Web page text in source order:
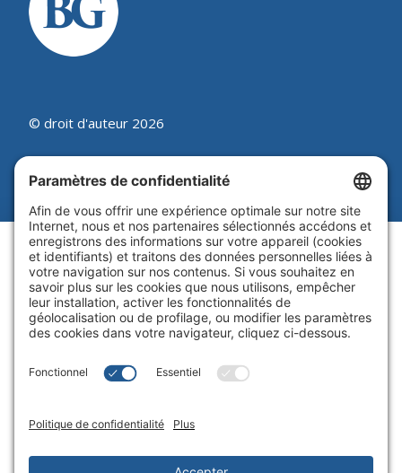
© droit d'auteur 2026
Juridique | Politique sur les témoins
|Processus de synthèse des
plaintes|Politique de
confidentialité|Paramètres de
confidentialité
Site Web par Blue Flamingo -
Conception Web Toronto